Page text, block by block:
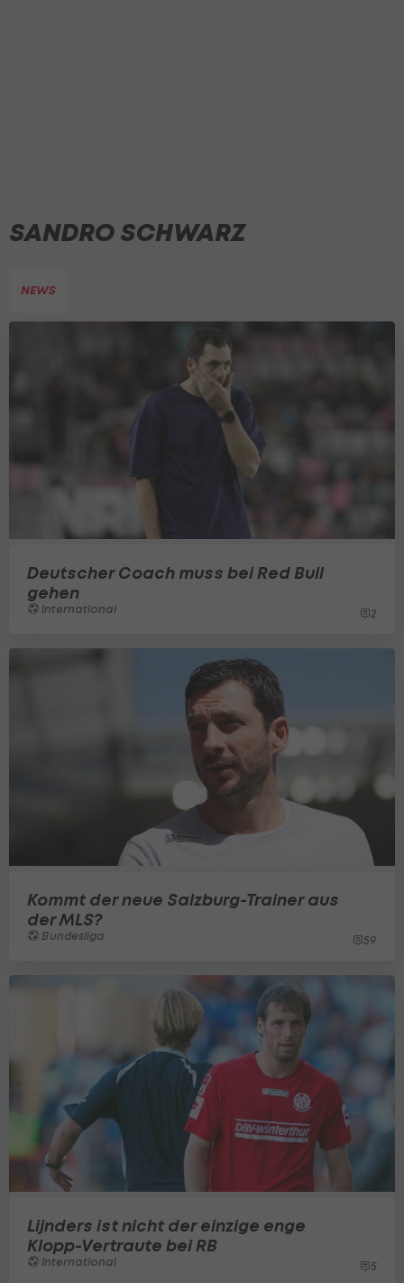
SANDRO SCHWARZ
NEWS
Deutscher Coach muss bei Red Bull
gehen
International 2
Kommt der neue Salzburg-Trainer aus
der MLS?
Bundesliga 59
Lijnders ist nicht der einzige enge
Klopp-Vertraute bei RB
International 5